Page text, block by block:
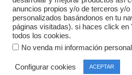
Porsche
anuncios propios y/o de terceros y/o
personalizados basándonos en tu
páginas visitadas). si haces click en
todos los cookies.
No venda mi información personal
Configurar cookies ACEPTAR